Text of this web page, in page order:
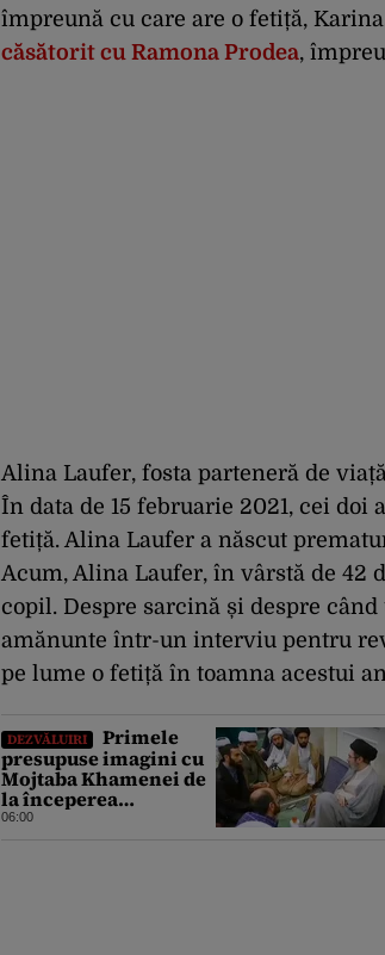
împreună cu care are o fetiță,
căsătorit cu Ramona Prodea,
Alina Laufer, fosta parteneră de
În data de 15 februarie 2021, cei
fetiță. Alina Laufer a născut
Acum, Alina Laufer, în vârstă de 42
copil. Despre sarcină și despre
amănunte într-un interviu pentru
pe lume o fetiță în toamna acestui
DEZVĂLUIRI
Primele
presupuse imagini cu
Mojtaba Khamenei de
la începerea
războiului au fost
06:00